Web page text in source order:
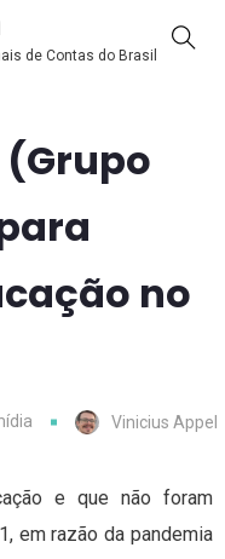
de Contas do Brasil
(Grupo
no
Vinicius Appel
e que não foram
em razão da pandemia